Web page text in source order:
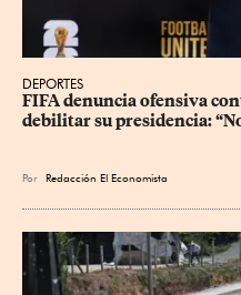
DEPORTES
FIFA denuncia ofensiva
debilitar su presidencia:
Por Redacción El Economista